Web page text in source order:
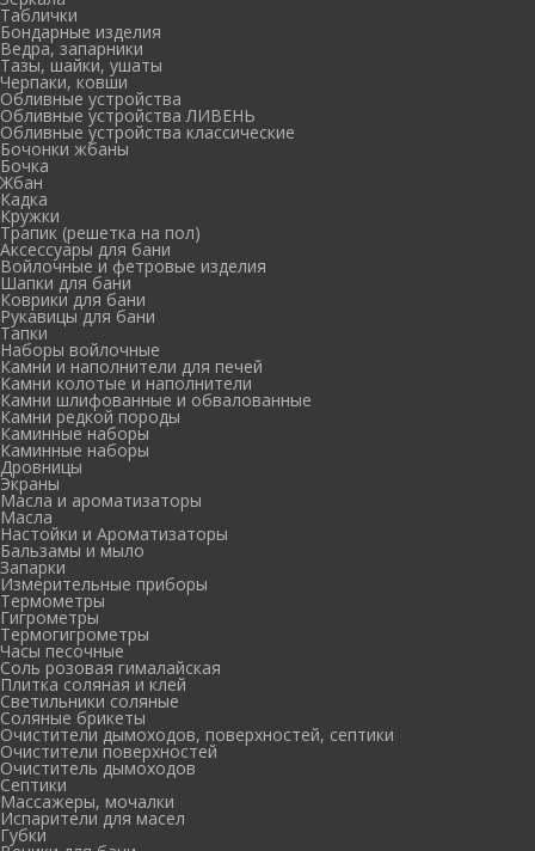
Таблички
Бондарные изделия
Ведра, запарники
Тазы, шайки, ушаты
Черпаки, ковши
Обливные устройства
Обливные устройства ЛИВЕНЬ
Обливные устройства классические
Бочонки жбаны
Бочка
Жбан
Кадка
Кружки
Трапик (решетка на пол)
Аксессуары для бани
Войлочные и фетровые изделия
Шапки для бани
Коврики для бани
Рукавицы для бани
Тапки
Наборы войлочные
Камни и наполнители для печей
Камни колотые и наполнители
Камни шлифованные и обвалованные
Камни редкой породы
Каминные наборы
Каминные наборы
Дровницы
Экраны
Масла и ароматизаторы
Масла
Настойки и Ароматизаторы
Бальзамы и мыло
Запарки
Измерительные приборы
Термометры
Гигрометры
Термогигрометры
Часы песочные
Соль розовая гималайская
Плитка соляная и клей
Светильники соляные
Соляные брикеты
Очистители дымоходов, поверхностей, септики
Очистители поверхностей
Очиститель дымоходов
Септики
Массажеры, мочалки
Испарители для масел
Губки